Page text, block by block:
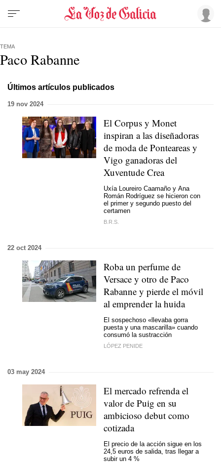
TEMA
Paco Rabanne
Últimos artículos publicados
19 nov 2024
El Corpus y Monet
inspiran a las diseñadoras
de moda de Ponteareas y
Vigo ganadoras del
Xuventude Crea
Uxía Loureiro Caamaño y Ana
Román Rodríguez se hicieron con
el primer y segundo puesto del
certamen
B.R.S.
22 oct 2024
Roba un perfume de
Versace y otro de Paco
Rabanne y pierde el móvil
al emprender la huida
El sospechoso «llevaba gorra
puesta y una mascarilla» cuando
consumó la sustracción
LÓPEZ PENIDE
03 may 2024
El mercado refrenda el
valor de Puig en su
ambicioso debut como
cotizada
El precio de la acción sigue en los
24,5 euros de salida, tras llegar a
subir un 4 %